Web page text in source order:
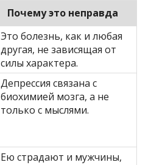
Почему это неправда
Это болезнь, как и любая
другая, не зависящая от
силы характера.
Депрессия связана с
биохимией мозга, а не
только с мыслями.
Ею страдают и мужчины,